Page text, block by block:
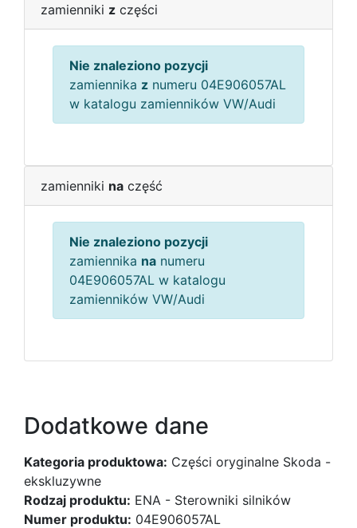
zamienniki z części
Nie znaleziono pozycji
zamiennika z numeru 04E906057AL
w katalogu zamienników VW/Audi
zamienniki na część
Nie znaleziono pozycji
zamiennika na numeru
04E906057AL w katalogu
zamienników VW/Audi
Dodatkowe dane
Kategoria produktowa: Części oryginalne Skoda -
ekskluzywne
Rodzaj produktu: ENA - Sterowniki silników
Numer produktu: 04E906057AL